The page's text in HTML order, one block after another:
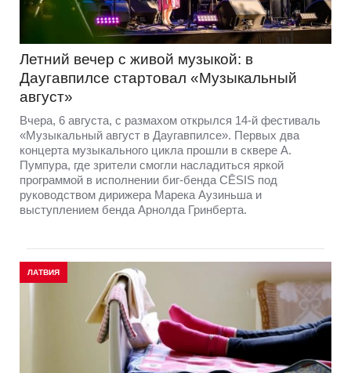
Летний вечер с живой музыкой: в
Даугавпилсе стартовал «Музыкальный
август»
Вчера, 6 августа, с размахом открылся 14-й фестиваль
«Музыкальный август в Даугавпилсе». Первых два
концерта музыкального цикла прошли в сквере А.
Пумпура, где зрители смогли насладиться яркой
программой в исполнении биг-бенда CĒSIS под
руководством дирижера Марека Аузиньша и
выступлением бенда Арнолда Гринберта.
ЛАТВИЯ